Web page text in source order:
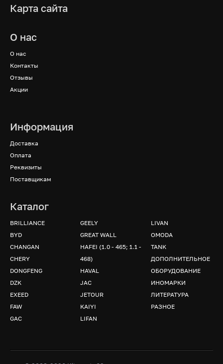
Карта сайта
О нас
О нас
Контакты
Отзывы
Акции
Информация
Доставка
Оплата
Реквизиты
Поставщикам
Каталог
BRILLIANCE
BYD
CHANGAN
CHERY
DONGFENG
DZK
EXEED
FAW
GAC
GEELY
GREAT WALL
HAFEI (1.0 - 465; 1.1 -
468)
HAVAL
JAC
JETOUR
KAIYI
LIFAN
LIVAN
OMODA
TANK
ДОПОЛНИТЕЛЬНОЕ
ОБОРУДОВАНИЕ
ИНОМАРКИ
ЛИТЕРАТУРА
РАЗНОЕ